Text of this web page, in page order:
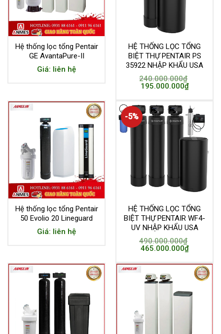
Hệ thống lọc tổng Pentair
GE AvantaPure-II
Giá: liên hệ
HỆ THỐNG LỌC TỔNG
BIỆT THỰ PENTAIR PS
35922 NHẬP KHẨU USA
240.000.000₫
195.000.000₫
Hệ thống lọc tổng Pentair
50 Evolio 20 Lineguard
Giá: liên hệ
-5%
HỆ THỐNG LỌC TỔNG
BIỆT THỰ PENTAIR WF4-
UV NHẬP KHẨU USA
490.000.000₫
465.000.000₫